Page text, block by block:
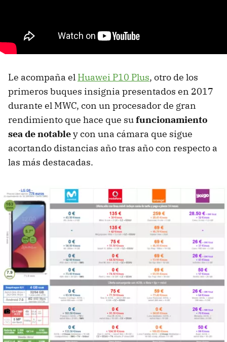
Le acompaña el Huawei P10 Plus, otro de los
primeros buques insignia presentados en 2017
durante el MWC, con un procesador de gran
rendimiento que hace que sufuncionamiento
sea de notabley con una cámara que sigue
acortando distancias año tras año con respecto a
las más destacadas.